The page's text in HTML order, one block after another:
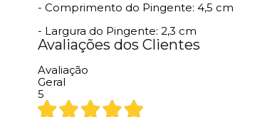
- Comprimento do Pingente: 4,5 cm
- Largura do Pingente: 2,3 cm
Avaliações dos Clientes
Avaliação
Geral
5